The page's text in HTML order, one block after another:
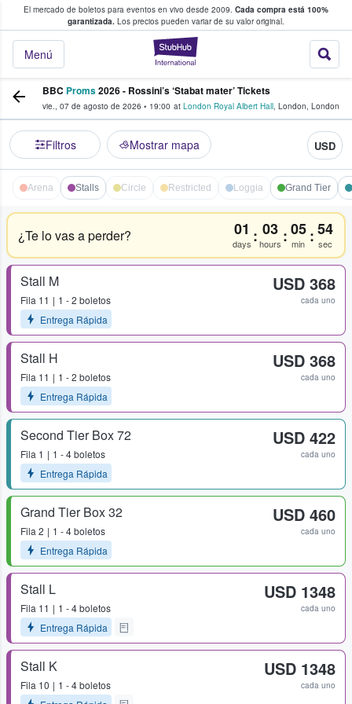
El mercado de boletos para eventos en vivo desde 2009. Cada compra está 100%
garantizada. Los precios pueden variar de su valor original.
StubHub: donde
Menú
fans compran y venden boletos
BBC Proms2026 - Rossini’s ‘Stabat mater’ Tickets
vie., 07 de agosto de 2026 • 19:00 at London Royal Albert Hall, London, London
Filtros Mostrar mapa USD
Arena Stalls Circle Restricted Loggia Grand Tier
¿Te lo vas a perder? 01
days : 03
hours :05
min :54
sec
Stall M
Fila 11
1 - 2 boletos
Entrega Rápida
USD 368
cada uno
Stall H
Fila 11
1 - 2 boletos
Entrega Rápida
USD 368
cada uno
Second Tier Box 72
Fila 1
1 - 4 boletos
Entrega Rápida
USD 422
cada uno
Grand Tier Box 32
Fila 2
1 - 4 boletos
Entrega Rápida
USD 460
cada uno
Stall L
Fila 11
1 - 4 boletos
Entrega Rápida
USD 1348
cada uno
Stall K
Fila 10
1 - 4 boletos
USD 1348
cada uno